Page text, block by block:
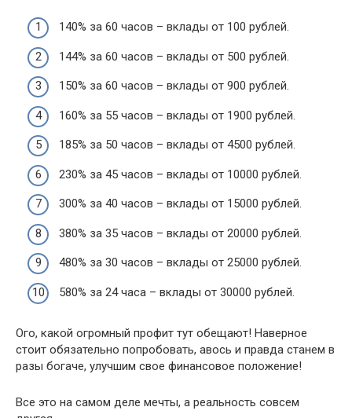
140% за 60 часов – вклады от 100 рублей.
144% за 60 часов – вклады от 500 рублей.
150% за 60 часов – вклады от 900 рублей.
160% за 55 часов – вклады от 1900 рублей.
185% за 50 часов – вклады от 4500 рублей.
230% за 45 часов – вклады от 10000 рублей.
300% за 40 часов – вклады от 15000 рублей.
380% за 35 часов – вклады от 20000 рублей.
480% за 30 часов – вклады от 25000 рублей.
580% за 24 часа – вклады от 30000 рублей.
Ого, какой огромный профит тут обещают! Наверное
стоит обязательно попробовать, авось и правда станем в
разы богаче, улучшим свое финансовое положение!
Все это на самом деле мечты, а реальность совсем